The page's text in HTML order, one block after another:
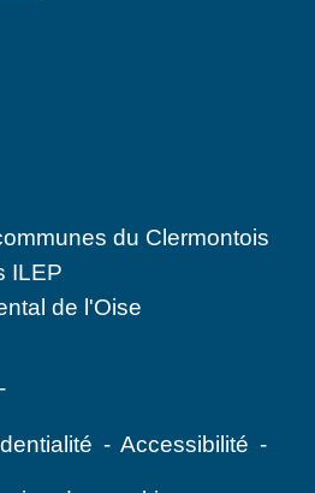
du Clermontois
ILEP
de l'Oise
-
- Accessibilité -